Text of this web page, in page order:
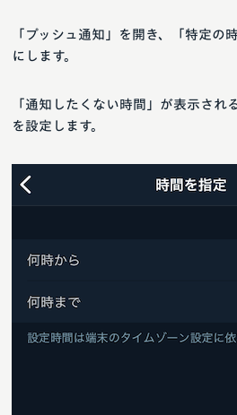
「プッシュ通知」を開き、「特定の
にします。
「通知したくない時間」が表示され
を設定します。